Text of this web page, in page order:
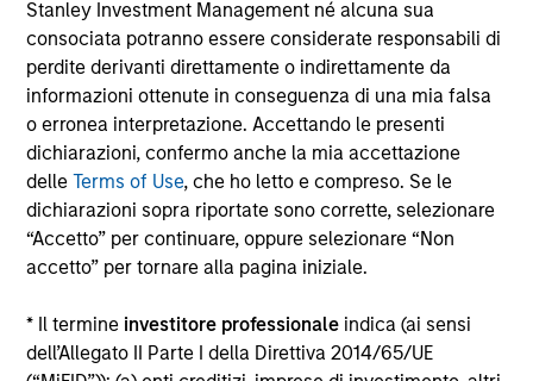
Stanley Investment Management né alcuna sua
consociata potranno essere considerate responsabili di
perdite derivanti direttamente o indirettamente da
informazioni ottenute in conseguenza di una mia falsa
o erronea interpretazione. Accettando le presenti
dichiarazioni, confermo anche la mia accettazione
delleTerms of Use, che ho letto e compreso. Se le
dichiarazioni sopra riportate sono corrette, selezionare
“Accetto” per continuare, oppure selezionare “Non
accetto” per tornare alla pagina iniziale.
* Il termine investitore professionale indica (ai sensi
dell’Allegato II Parte I della Direttiva 2014/65/UE
diverse. Prima di investire si consiglia di valutare
attentamente gli obiettivi d’investimento, i rischi, le
commissioni e le spese del comparto.
Il ricorso alla leva aumenta i rischi: una variazione
relativamente contenuta nel valore di un investimento può
determinare una variazione molto più elevata, sia in senso
positivo che negativo, nel valore di quell’investimento e, di
conseguenza, nel valore del Comparto.
Alcuni documenti disponibili in questo sito possono
riguardare più comparti della gamma Morgan Stanley
Investment Funds. Si fa presente che non tutti i comparti
sono disponibili per le persone residenti nelle giurisdizioni
in cui tale distribuzione o disponibilità sia contraria alle
leggi o ai regolamenti locali.